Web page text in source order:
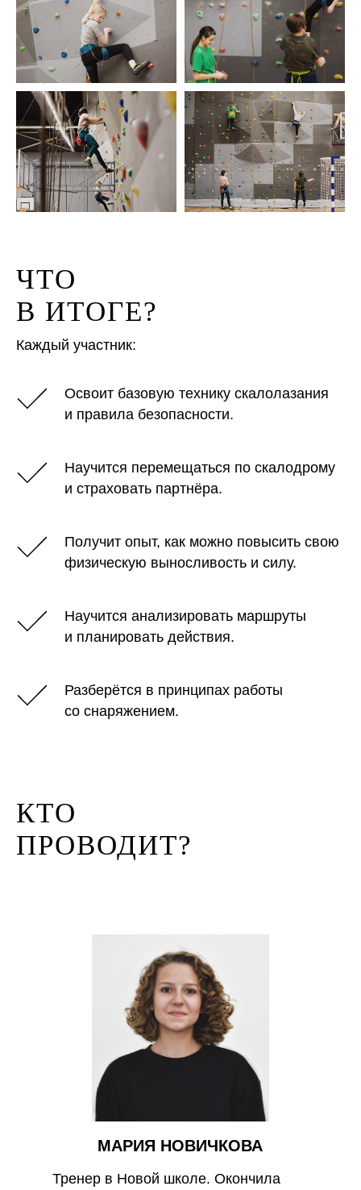
ЧТО
В ИТОГЕ?
Каждый участник:
Освоит базовую технику скалолазания
и правила безопасности.
Научится перемещаться по скалодрому
и страховать партнёра.
Получит опыт, как можно повысить свою
физическую выносливость и силу.
Научится анализировать маршруты
и планировать действия.
Разберётся в принципах работы
со снаряжением.
КТО
ПРОВОДИТ?
МАРИЯ НОВИЧКОВА
Тренер в Новой школе. Окончила